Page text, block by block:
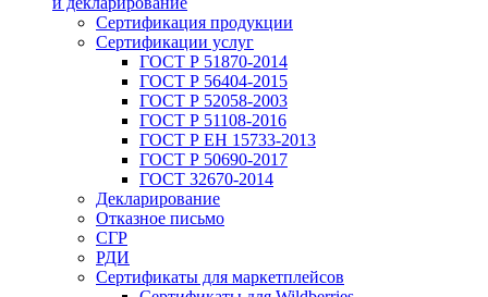
Сертификация продукции
Сертификации услуг
ГОСТ Р 51870-2014
ГОСТ Р 56404-2015
ГОСТ Р 52058-2003
ГОСТ Р 51108-2016
ГОСТ Р ЕН 15733-2013
ГОСТ Р 50690-2017
ГОСТ 32670-2014
Декларирование
Отказное письмо
СГР
РДИ
Сертификаты для маркетплейсов